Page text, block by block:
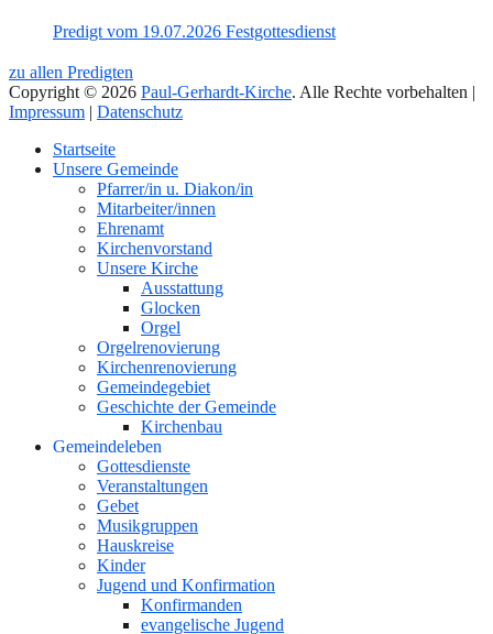
Predigt vom 19.07.2026 Festgottesdienst
zu allen Predigten
Copyright © 2026 Paul-Gerhardt-Kirche. Alle Rechte vorbehalten |
Impressum | Datenschutz
oben
Startseite
Unsere Gemeinde
Pfarrer/in u. Diakon/in
Mitarbeiter/innen
Ehrenamt
Kirchenvorstand
Unsere Kirche
Ausstattung
Glocken
Orgel
Orgelrenovierung
Kirchenrenovierung
Gemeindegebiet
Geschichte der Gemeinde
Kirchenbau
Gemeindeleben
Gottesdienste
Veranstaltungen
Gebet
Musikgruppen
Hauskreise
Kinder
Jugend und Konfirmation
Konfirmanden
evangelische Jugend